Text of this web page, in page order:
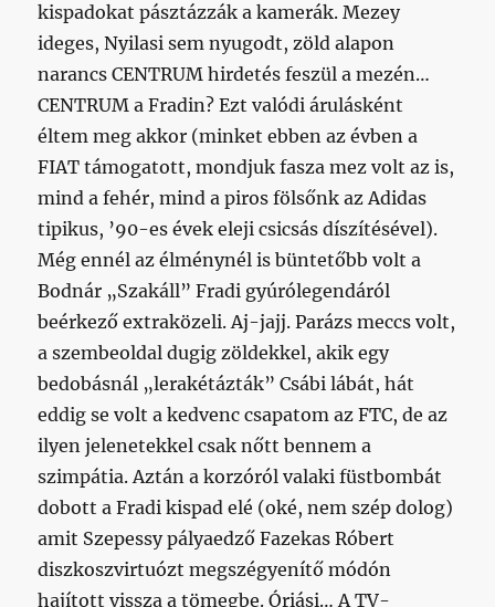
kispadokat pásztázzák a kamerák. Mezey
ideges, Nyilasi sem nyugodt, zöld alapon
narancs CENTRUM hirdetés feszül a mezén…
CENTRUM a Fradin? Ezt valódi árulásként
éltem meg akkor (minket ebben az évben a
FIAT támogatott, mondjuk fasza mez volt az is,
mind a fehér, mind a piros fölsőnk az Adidas
tipikus, ’90-es évek eleji csicsás díszítésével).
Még ennél az élménynél is büntetőbb volt a
Bodnár „Szakáll” Fradi gyúrólegendáról
beérkező extraközeli. Aj-jajj. Parázs meccs volt,
a szembeoldal dugig zöldekkel, akik egy
bedobásnál „lerakétázták” Csábi lábát, hát
eddig se volt a kedvenc csapatom az FTC, de az
ilyen jelenetekkel csak nőtt bennem a
szimpátia. Aztán a korzóról valaki füstbombát
dobott a Fradi kispad elé (oké, nem szép dolog)
amit Szepessy pályaedző Fazekas Róbert
diszkoszvirtuózt megszégyenítő módón
hajított vissza a tömegbe. Óriási… A TV-